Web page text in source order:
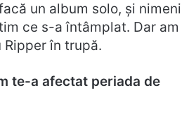
un album solo, și nimeni
ce s-a întâmplat. Dar am
în trupă.
te-a afectat periada de